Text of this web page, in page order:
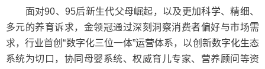
面对90、95后新生代父母崛起，以及更加科学、精细、
多元的养育诉求，金领冠通过深刻洞察消费者偏好与市场需
求，行业首创“数字化三位一体”运营体系，以创新数字化生态
系统为切口，协同母婴系统、权威育儿专家、营养顾问等资